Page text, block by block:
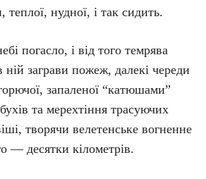
теплої, нудної, і так сидить.
погасло, і від того темрява
ній заграви пожеж, далекі череди
запаленої “катюшами”
та мерехтіння трасуючих
творячи велетенське вогненне
— десятки кілометрів.